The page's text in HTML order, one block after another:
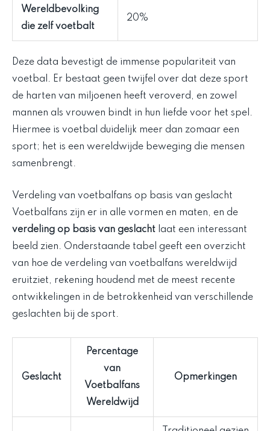
Wereldbevolking
die zelf voetbalt
20%
Deze data bevestigt de immense populariteit van
voetbal. Er bestaat geen twijfel over dat deze sport
de harten van miljoenen heeft veroverd, en zowel
mannen als vrouwen bindt in hun liefde voor het spel.
Hiermee is voetbal duidelijk meer dan zomaar een
sport; het is een wereldwijde beweging die mensen
samenbrengt.
Verdeling van voetbalfans op basis van geslacht
Voetbalfans zijn er in alle vormen en maten, en de
verdeling op basis van geslacht laat een interessant
beeld zien. Onderstaande tabel geeft een overzicht
van hoe de verdeling van voetbalfans wereldwijd
eruitziet, rekening houdend met de meest recente
ontwikkelingen in de betrokkenheid van verschillende
geslachten bij de sport.
Geslacht
Percentage
van
Voetbalfans
Wereldwijd
Opmerkingen